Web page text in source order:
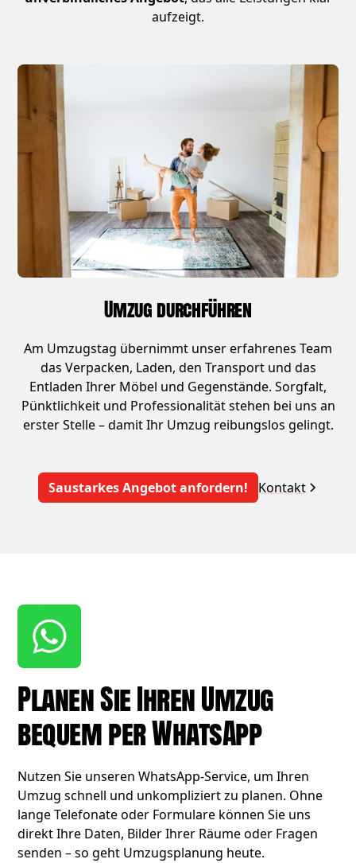
aufzeigt.
Umzug durchführen
Am Umzugstag übernimmt unser erfahrenes Team
das Verpacken, Laden, den Transport und das
Entladen Ihrer Möbel und Gegenstände. Sorgfalt,
Pünktlichkeit und Professionalität stehen bei uns an
erster Stelle – damit Ihr Umzug reibungslos gelingt.
Saustarkes Angebot anfordern! Kontakt
Planen Sie Ihren Umzug
bequem per WhatsApp
Nutzen Sie unseren WhatsApp-Service, um Ihren
Umzug schnell und unkompliziert zu planen. Ohne
lange Telefonate oder Formulare können Sie uns
direkt Ihre Daten, Bilder Ihrer Räume oder Fragen
senden – so geht Umzugsplanung heute.